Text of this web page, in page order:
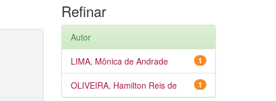
Refinar
Autor
1
LIMA, Mônica de Andrade
1
OLIVEIRA, Hamilton Reis de